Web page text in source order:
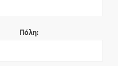
Πόλη: